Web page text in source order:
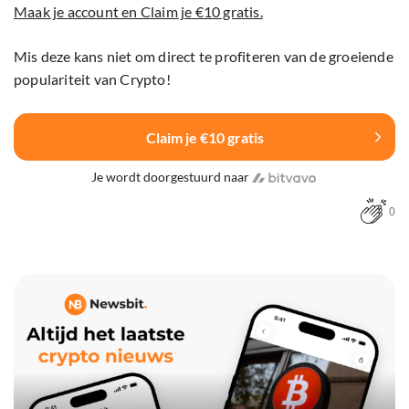
Maak je account en Claim je €10 gratis.
Mis deze kans niet om direct te profiteren van de groeiende
populariteit van Crypto!
Claim je €10 gratis
Je wordt doorgestuurd naar
0